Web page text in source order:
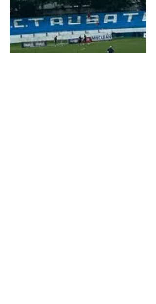
posicionado taticamente em campo,
como sempre tomando um susto logo nos
minutos iniciar com chute de Levi pela
esquerda para a boa defesa do goleiro
Adilson Júnior. Na sequencia, Romarinho